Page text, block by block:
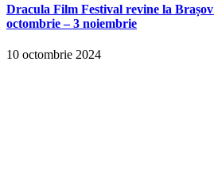
Dracula Film Festival revine la
octombrie – 3 noiembrie
10 octombrie 2024